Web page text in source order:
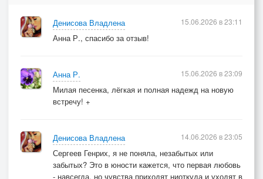
Скажу ей просто: «Здравствуй!»
И за руку подольше задержу,
«Люблю» - шепну негромко,
О чувствах незабытых расскажу.
Свидетельство о публикации №123100300125
Денисова Владлена
Анна Р., спасибо за отзыв!
15.06.2026 в 23:11
Анна Р.
Милая песенка, лёгкая и полная надежд на новую
встречу! +
15.06.2026 в 23:09
Денисова Владлена
Сергеев Генрих, я не поняла, незабытых или
забытых? Это в юности кажется, что первая любовь
- навсегда, но чувства приходят ниоткуда и уходят в
14.06.2026 в 23:05